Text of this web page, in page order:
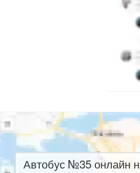
Автобус №35 онлайн